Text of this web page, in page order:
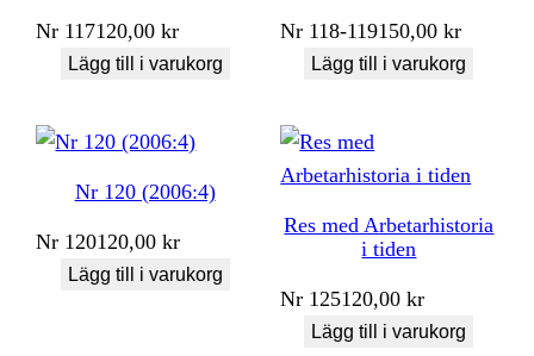
Nr 117120,00kr
Lägg till i varukorg
Nr 118-119150,00kr
Lägg till i varukorg
Nr 120 (2006:4)
Nr 120120,00kr
Lägg till i varukorg
Res med Arbetarhistoria
i tiden
Nr 125120,00kr
Lägg till i varukorg